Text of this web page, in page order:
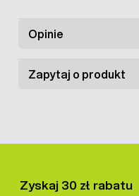
ze stali ocynkowanej
,
600 spinek do siatek
spinek w każdym).
Opinie
Zapytaj o produkt
Zyskaj 30 zł rabatu